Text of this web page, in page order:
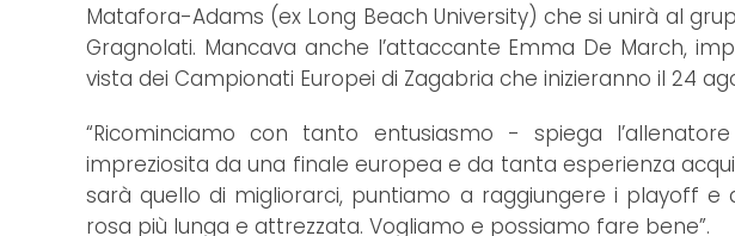
Matafora-Adams (ex Long Beach University) che si unirà al
Gragnolati. Mancava anche l’attaccante Emma De March,
vista dei Campionati Europei di Zagabria che inizieranno il 24
“Ricominciamo con tanto entusiasmo - spiega
impreziosita da una finale europea e da tanta esperienza
sarà quello di migliorarci, puntiamo a raggiungere i playoff
rosa più lunga e attrezzata. Vogliamo e possiamo fare bene”.